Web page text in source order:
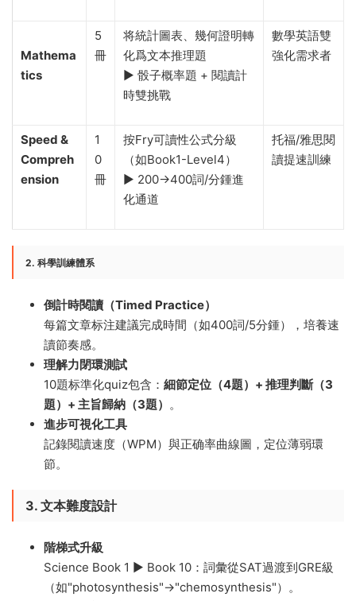
Mathema
tics
5
冊
将統計圖表、幾何證明轉
化爲文本推理題
▶️ 骰子概率題 + 閱讀計
時雙挑戰
數學英語雙
強化需求者
Speed &
Compreh
ension
1
0
冊
按Fry可讀性公式分級
（如Book1-Level4）
▶️ 200→400詞/分鍾進
化通道
托福/雅思閱
讀提速訓練
2. 科學訓練體系
倒計時閱讀（Timed Practice）​
每篇文章标注建議完成時間（如400詞/5分鍾），培養速
讀節奏感。
理解力閉環測試
10題标準化quiz包含：​ 細節定位（4題）+ 推理判斷（3
題）+ 主旨歸納（3題）​ 。
進步可視化工具
記錄閱讀速度（WPM）與正确率曲線圖，定位薄弱環
節。
3. 文本難度設計
階梯式升級
Science Book 1 ▶ Book 10：詞彙從SAT過渡到GRE級
（如"photosynthesis"→"chemosynthesis"）。